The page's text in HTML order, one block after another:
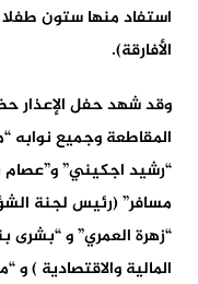
استفاد منها ستون طفلا
الأفارقة).
وقد شهد حفل الإعذار
المقاطعة وجميع نوابه
“رشيد اجكيني” و”عصام
مسافر” (رئيس لجنة
“زهرة العمري” و “بشرى
المالية والاقتصادية )